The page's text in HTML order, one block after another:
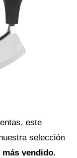
este
selección
vendido.